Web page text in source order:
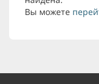
Вы можете